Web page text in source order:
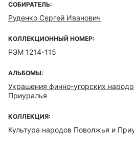
СОБИРАТЕЛЬ:
Руденко Сергей Иванович
КОЛЛЕКЦИОННЫЙ НОМЕР:
РЭМ 1214-115
АЛЬБОМЫ:
Украшения финно-угорских
Приуралья
КОЛЛЕКЦИЯ:
Культура народов Поволжья и